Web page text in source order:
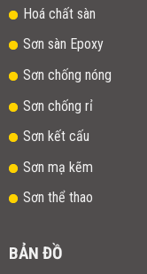
Hoá chất sàn
Sơn sàn Epoxy
Sơn chống nóng
Sơn chống rỉ
Sơn kết cấu
Sơn mạ kẽm
Sơn thể thao
BẢN ĐỒ